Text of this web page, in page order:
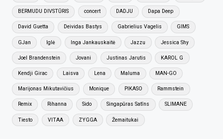
BERMUDU DIVSTŪRIS concert DADJU Dapa Deep
David Guetta Deividas Bastys Gabrielius Vagelis GIMS
GJan Iglė Inga Jankauskaitė Jazzu Jessica Shy
Joel Brandenstein Jovani Justinas Jarutis KAROL G
Kendji Girac Laisva Lena Maluma MAN-GO
Marijonas Mikutavičius Monique PIKASO Rammstein
Remix Rihanna Sido Singapūras Satīns SLIMANE
Tiesto VITAA ZYGGA Žemaitukai